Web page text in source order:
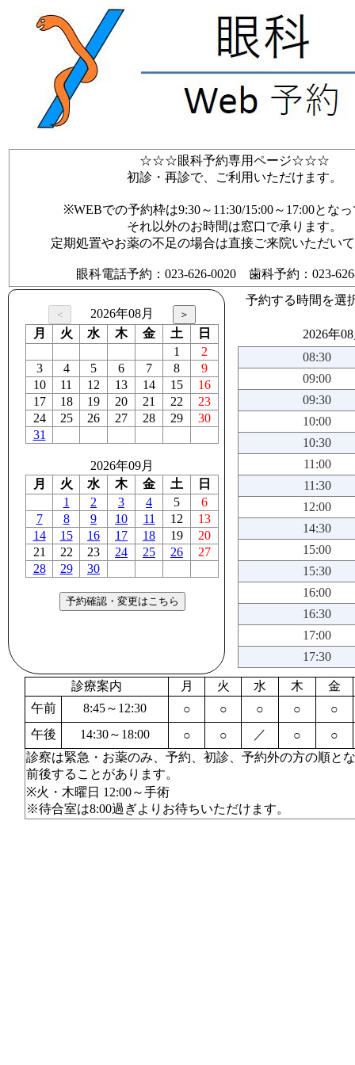
☆☆☆眼科予約専用ページ☆☆☆
初診・再診で、ご利用いただけます。
※WEBでの予約枠は9:30～11:30/15:00～17:00となっ
それ以外のお時間は窓口で承ります。
定期処置やお薬の不足の場合は直接ご来院いただいて
眼科電話予約：023-626-0020 歯科予約：023-626-
2026年08月
月
火 水 木 金 土
日
1
2
3
4 5 6 7 8
9
10
11 12 13 14 15
16
17
18 19 20 21 22
23
24
25 26 27 28 29
30
31
2026年09月
月
火 水 木 金 土
日
1
2 3 4 5
6
7
8 9 10 11 12
13
14
15 16 17 18 19
20
21
22 23 24 25 26
27
28
29 30
予約する時間を選
2026年
08:30
09:00
09:30
10:00
10:30
11:00
11:30
12:00
14:30
15:00
15:30
16:00
16:30
17:00
17:30
診療案内 月 火 水 木
金
午前
8:45～12:30 ○ ○ ○ ○
○
午後
14:30～18:00 ○ ○ ／ ○
○
診察は緊急・お薬のみ、予約、初診、予約外の方の順と
前後することがあります。
※火・木曜日 12:00～手術
※待合室は8:00過ぎよりお待ちいただけます。